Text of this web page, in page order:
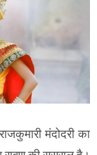
मंदोदरी का